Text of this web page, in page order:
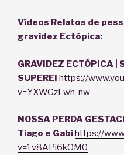
Vídeos Relatos de
gravidez Ectópica:
GRAVIDEZ ECTÓPICA |
SUPEREI https://
v=YXWGzEwh-nw
NOSSA PERDA
Tiago e Gabihttps://
v=1v8APi6kOM0